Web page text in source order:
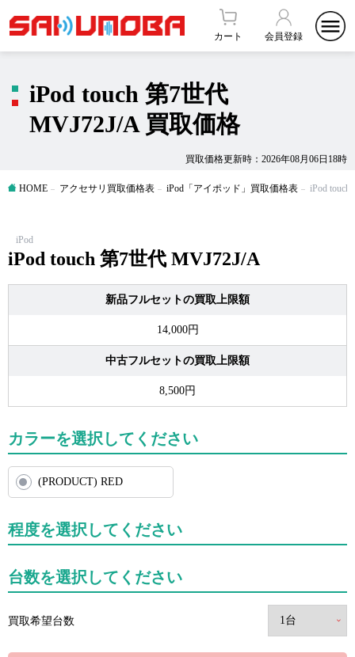
カート 会員登録
買取価格更新時：2026年08月06日18時
iPod touch 第7世代
MVJ72J/A 買取価格
HOME アクセサリ買取価格表 iPod「アイポッド」買取価格表 iPod
iPod
iPod touch 第7世代 MVJ72J/A
新品フルセットの買取上限額
14,000円
中古フルセットの買取上限額
8,500円
カラーを選択してください
(PRODUCT) RED
程度を選択してください
台数を選択してください
買取希望台数